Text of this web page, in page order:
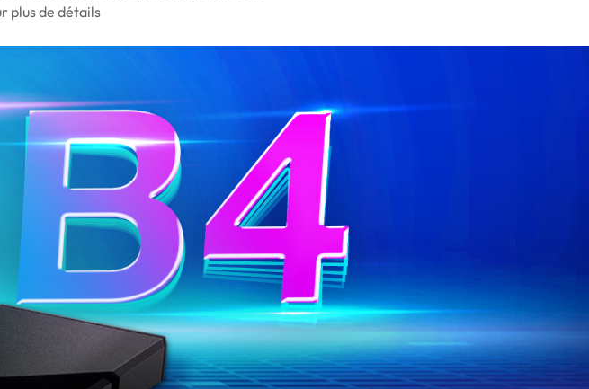
plus de détails